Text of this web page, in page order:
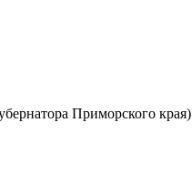
Приморского края)